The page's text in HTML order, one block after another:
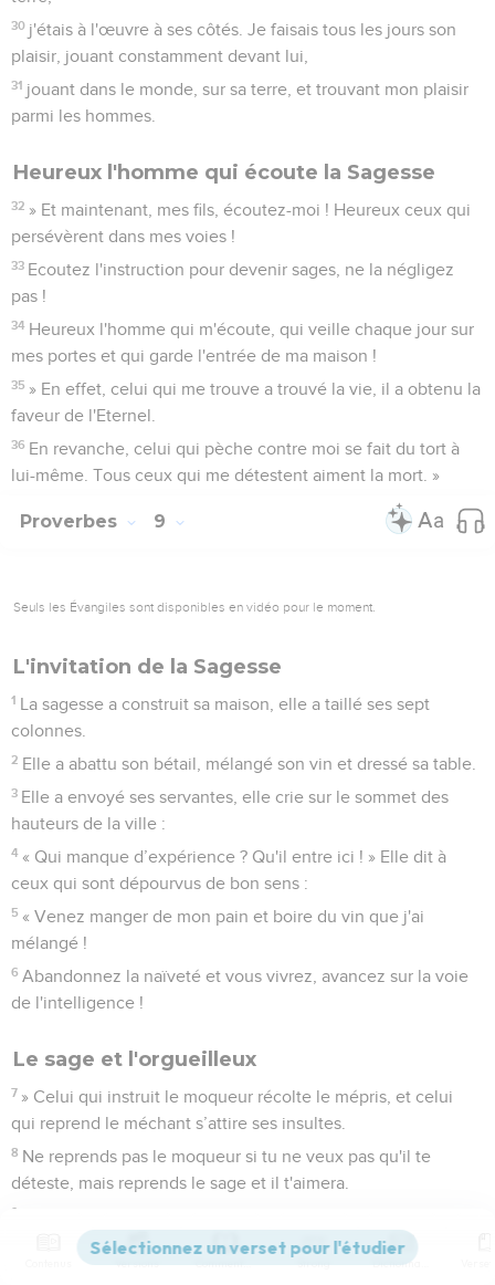
30 j'étais à l'œuvre à ses côtés. Je faisais tous les jours son
plaisir, jouant constamment devant lui,
31 jouant dans le monde, sur sa terre, et trouvant mon plaisir
parmi les hommes.
Heureux l'homme qui écoute la Sagesse
32 » Et maintenant, mes fils, écoutez-moi ! Heureux ceux qui
persévèrent dans mes voies !
33 Ecoutez l'instruction pour devenir sages, ne la négligez
pas !
34 Heureux l'homme qui m'écoute, qui veille chaque jour sur
mes portes et qui garde l'entrée de ma maison !
35 » En effet, celui qui me trouve a trouvé la vie, il a obtenu la
faveur de l'Eternel.
36 En revanche, celui qui pèche contre moi se fait du tort à
lui-même. Tous ceux qui me détestent aiment la mort. »
Proverbes 9
Seuls les Évangiles sont disponibles en vidéo pour le moment.
L'invitation de la Sagesse
1 La sagesse a construit sa maison, elle a taillé ses sept
colonnes.
2 Elle a abattu son bétail, mélangé son vin et dressé sa table.
3 Elle a envoyé ses servantes, elle crie sur le sommet des
hauteurs de la ville :
4 « Qui manque d’expérience ? Qu'il entre ici ! » Elle dit à
ceux qui sont dépourvus de bon sens :
5 « Venez manger de mon pain et boire du vin que j'ai
mélangé !
6 Abandonnez la naïveté et vous vivrez, avancez sur la voie
de l'intelligence !
Le sage et l'orgueilleux
7 » Celui qui instruit le moqueur récolte le mépris, et celui
qui reprend le méchant s’attire ses insultes.
8 Ne reprends pas le moqueur si tu ne veux pas qu'il te
déteste, mais reprends le sage et il t'aimera.
9
le juste et il augmentera son savoir.
Versions Commentaires Strong